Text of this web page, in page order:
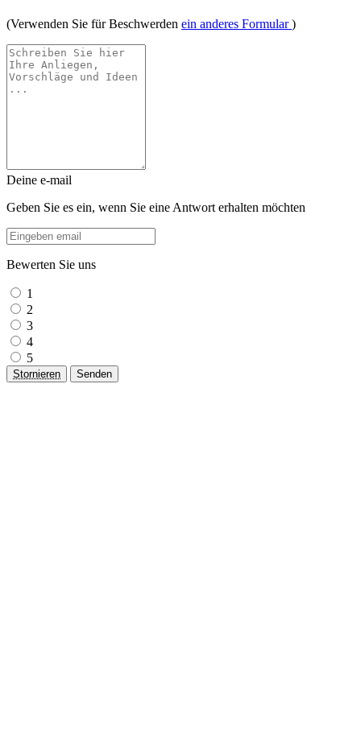
(Verwenden Sie für Beschwerden ein anderes Formular)
Deine e-mail
Geben Sie es ein, wenn Sie eine Antwort erhalten möchten
Bewerten Sie uns
1
2
3
4
5
Stornieren Senden